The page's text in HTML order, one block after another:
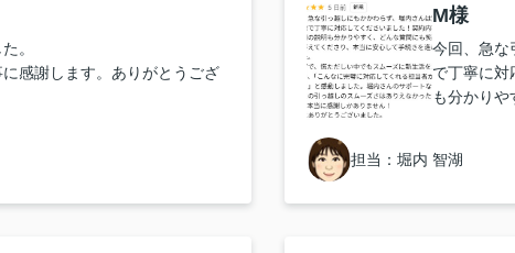
。
感謝します。ありがとうござ
M様
今回、急な
で丁寧に対
も分かり
き、「こ
担当：堀内 智湖